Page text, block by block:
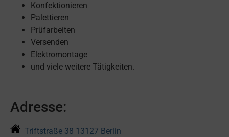
Konfektionieren
Palettieren
Prüfarbeiten
Versenden
Elektromontage
und viele weitere Tätigkeiten.
Adresse:
Triftstraße 38 13127 Berlin